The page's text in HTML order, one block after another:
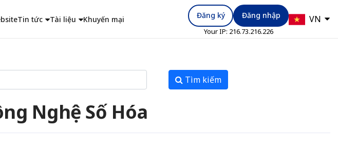
Tin tức Tài liệu Khuyến mại Đăng ký Đăng nhập
Your IP: 216.73.216.226
VN
Tìm kiếm
Nghệ Số Hóa